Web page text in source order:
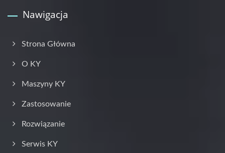
Nawigacja
Strona Główna
O KY
Maszyny KY
Zastosowanie
Rozwiązanie
Serwis KY